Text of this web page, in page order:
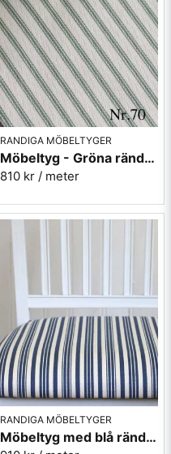
RANDIGA MÖBELTYGER
Möbeltyg - Gröna ränder - Ellinor nr.70
810 kr / meter
RANDIGA MÖBELTYGER
Möbeltyg med blå ränder i eko-bomull - Fredrika nr.50